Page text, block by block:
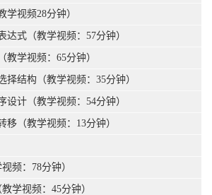
学视频28分钟）
达式（教学视频：57分钟）
教学视频：65分钟）
择结构（教学视频：35分钟）
设计（教学视频：54分钟）
移（教学视频：13分钟）
频：78分钟）
学视频：45分钟）